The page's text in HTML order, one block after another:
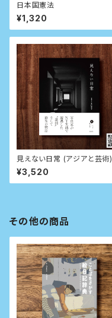
日本国憲法
¥1,320
見えない日常 (アジアと芸術)
¥3,520
その他の商品